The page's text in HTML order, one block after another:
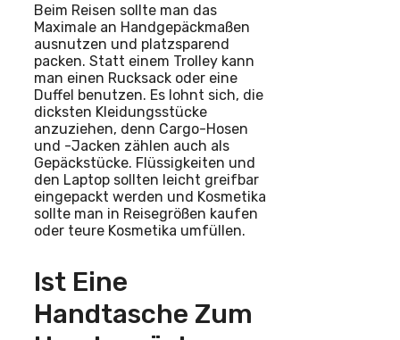
Beim Reisen sollte man das
Maximale an Handgepäckmaßen
ausnutzen und platzsparend
packen. Statt einem Trolley kann
man einen Rucksack oder eine
Duffel benutzen. Es lohnt sich, die
dicksten Kleidungsstücke
anzuziehen, denn Cargo-Hosen
und -Jacken zählen auch als
Gepäckstücke. Flüssigkeiten und
den Laptop sollten leicht greifbar
eingepackt werden und Kosmetika
sollte man in Reisegrößen kaufen
oder teure Kosmetika umfüllen.
Ist Eine
Handtasche Zum